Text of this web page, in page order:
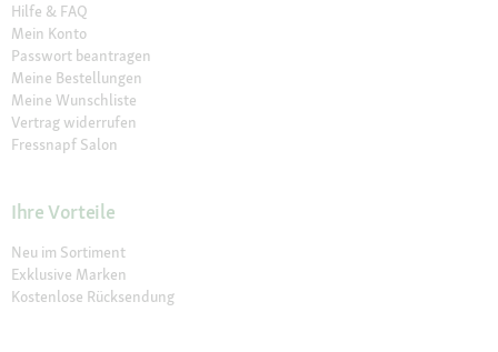
Hilfe & FAQ
Mein Konto
Passwort beantragen
Meine Bestellungen
Meine Wunschliste
Vertrag widerrufen
Fressnapf Salon
Ihre Vorteile
Neu im Sortiment
Exklusive Marken
Kostenlose Rücksendung